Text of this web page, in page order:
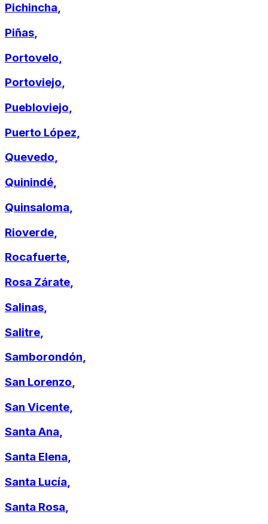
Pichincha,
Piñas,
Portovelo,
Portoviejo,
Puebloviejo,
Puerto López,
Quevedo,
Quinindé,
Quinsaloma,
Rioverde,
Rocafuerte,
Rosa Zárate,
Salinas,
Salitre
Samborondón,
San Lorenzo,
San Vicente,
Santa Ana,
Santa Elena,
Santa Lucía,
Santa Rosa